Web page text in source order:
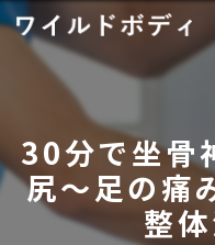
30分で坐骨
尻～足の痛
整